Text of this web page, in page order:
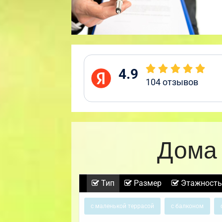
4.9 104отзывов
Дома
Тип Размер Этажность
с маленькой террасой с балконом